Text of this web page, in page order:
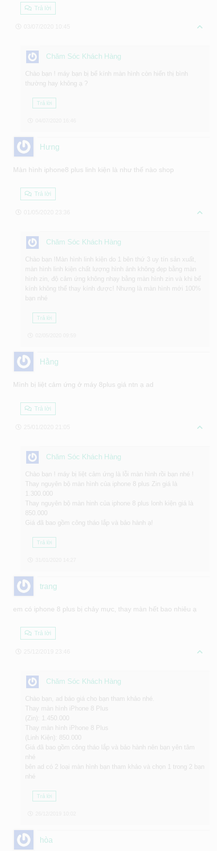
Trả lời
Chăm Sóc Khách Hàng
Chào bạn ! máy bạn bị bể kính màn hình còn hiển thị bình
thường hay không ạ ?
Trả lời
Hưng
Màn hình iphone8 plus linh kiện là như thế nào shop
Trả lời
Chăm Sóc Khách Hàng
Chào bạn !Màn hình linh kiện do 1 bên thứ 3 uy tín sản xuất,
màn hình linh kiện chất lượng hình ảnh không đẹp bằng màn
hình zin, độ cảm ứng không nhạy bằng màn hình zin và khi bể
kính không thể thay kính được! Nhưng là màn hình mới 100%
bạn nhé
Trả lời
Hằng
Mình bị liệt cảm ứng ở máy 8plus giá ntn ạ ad
Trả lời
Chăm Sóc Khách Hàng
Chào bạn ! máy bị liệt cảm ứng là lỗi màn hình rồi bạn nhé !
Thay nguyên bộ màn hình của iphone 8 plus Zin giá là
1.300.000
Thay nguyên bộ màn hinh của iphone 8 plus lonh kiện giá là
850.000
Giá đã bao gồm công tháo lắp và bảo hành ạ!
Trả lời
trang
em có iphone 8 plus bị chảy mực, thay màn hết bao nhiêu ạ
Trả lời
Chăm Sóc Khách Hàng
Chào bạn, ad báo giá cho bạn tham khảo nhé.
Thay màn hình iPhone 8 Plus
(Zin): 1.450.000
Thay màn hình iPhone 8 Plus
(Linh Kiện): 850.000
Giá đã bao gồm công tháo lắp và bảo hành nên bạn yên tâm
nhé
bên ad có 2 loại màn hình bạn tham khảo và chọn 1 trong 2 bạn
nhé
Trả lời
hòa